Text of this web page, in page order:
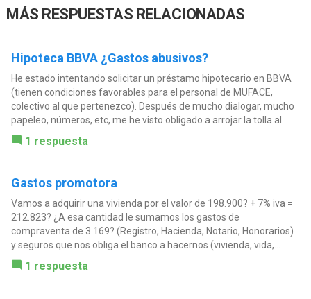
MÁS RESPUESTAS RELACIONADAS
Hipoteca BBVA ¿Gastos abusivos?
He estado intentando solicitar un préstamo hipotecario en BBVA
(tienen condiciones favorables para el personal de MUFACE,
colectivo al que pertenezco). Después de mucho dialogar, mucho
papeleo, números, etc, me he visto obligado a arrojar la tolla al...
1 respuesta
Gastos promotora
Vamos a adquirir una vivienda por el valor de 198.900? + 7% iva =
212.823? ¿A esa cantidad le sumamos los gastos de
compraventa de 3.169? (Registro, Hacienda, Notario, Honorarios)
y seguros que nos obliga el banco a hacernos (vivienda, vida,...
1 respuesta